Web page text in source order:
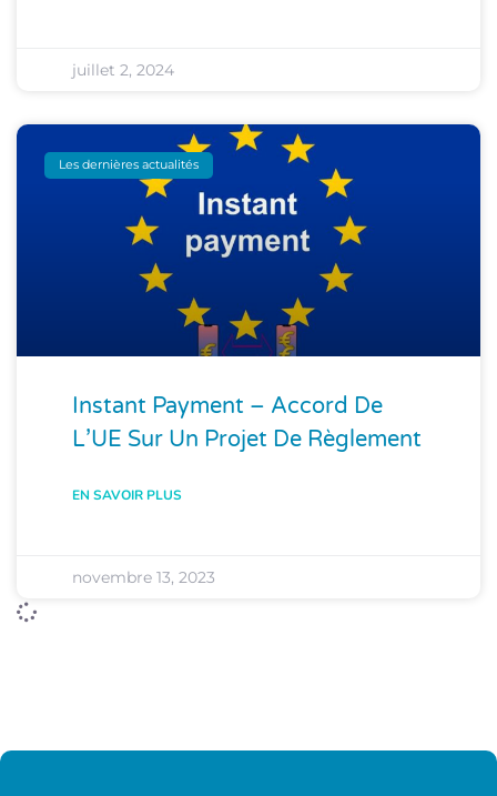
juillet 2, 2024
Les dernières actualités
Instant Payment – Accord De
L’UE Sur Un Projet De Règlement
EN SAVOIR PLUS
novembre 13, 2023